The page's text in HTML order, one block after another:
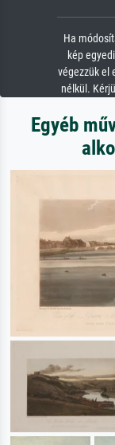
Ha
kép
végezzük el
nélkül.
Egyéb